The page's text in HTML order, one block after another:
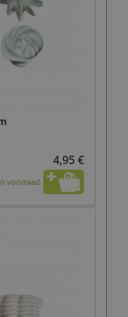
4,95 €
voorraad